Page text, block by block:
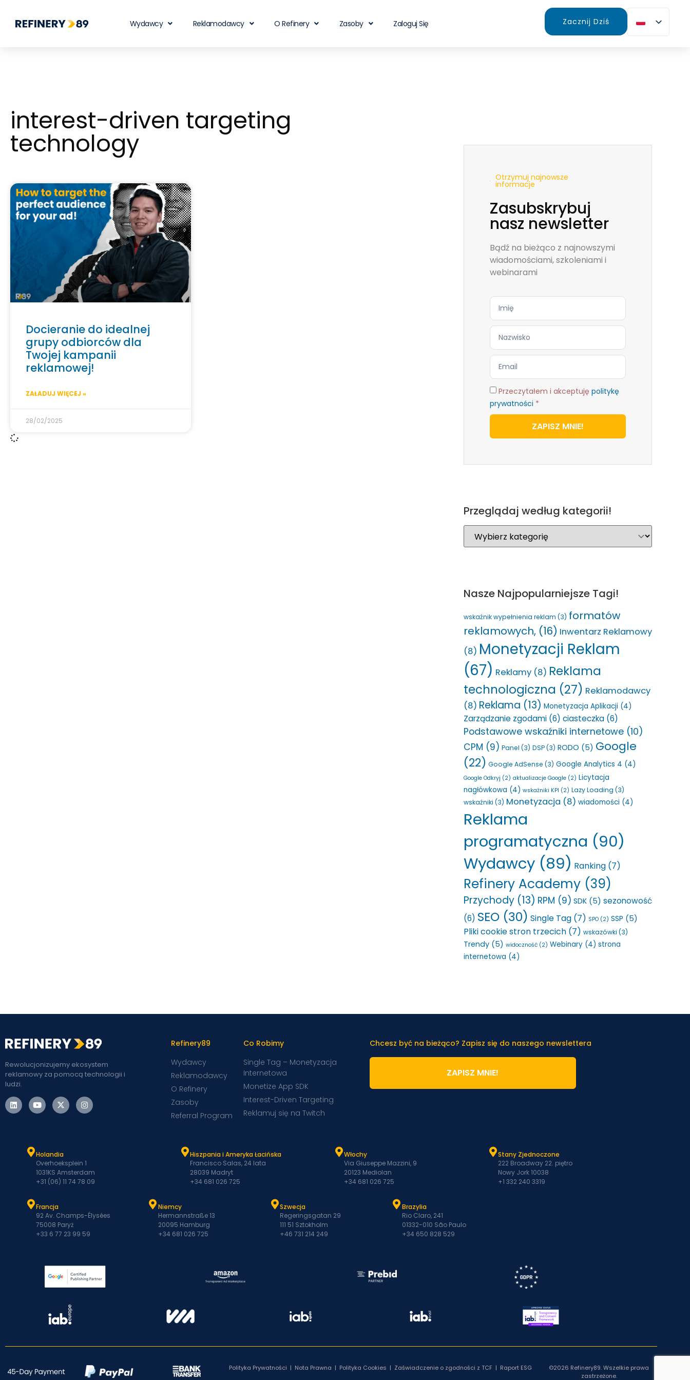
Wydawcy Reklamodawcy O Refinery Zasoby Zaloguj Się Zacznij Dziś
interest-driven targeting
technology
Docieranie do idealnej
grupy odbiorców dla
Twojej kampanii
reklamowej!
ZAŁADUJ WIĘCEJ »
28/02/2025
Otrzymuj najnowsze
informacje
Zasubskrybuj
nasz newsletter
Bądź na bieżąco z najnowszymi
wiadomościami, szkoleniami i
webinarami
Przeczytałem i akceptuję politykę
prywatności *
ZAPISZ MNIE!
Przeglądaj według kategorii!
Nasze Najpopularniejsze Tagi!
wskaźnik wypełnienia reklam (3) formatów
reklamowych, (16) Inwentarz Reklamowy
(8) Monetyzacji Reklam
(67) Reklamy (8) Reklama
technologiczna (27) Reklamodawcy
(8) Reklama (13) Monetyzacja Aplikacji (4)
Zarządzanie zgodami (6) ciasteczka (6)
Podstawowe wskaźniki internetowe (10)
CPM (9) Panel (3) DSP(3) RODO (5) Google
(22) Google AdSense (3) Google Analytics 4 (4)
Google Odkryj (2) aktualizacje Google (2) Licytacja
nagłówkowa (4) wskaźniki KPI (2) Lazy Loading (3)
wskaźniki (3) Monetyzacja (8) wiadomości (4)
Reklama
programatyczna (90)
Wydawcy (89) Ranking (7)
Refinery Academy (39)
Przychody (13) RPM (9) SDK (5) sezonowość
(6) SEO (30) Single Tag (7) SPO (2) SSP (5)
Pliki cookie stron trzecich (7) wskazówki (3)
Trendy (5) widoczność (2) Webinary (4) strona
internetowa (4)
Rewolucjonizujemy ekosystem
reklamowy za pomocą technologii i
ludzi.
Refinery89
Wydawcy
Reklamodawcy
O Refinery
Zasoby
Referral Program
Co Robimy
Single Tag – Monetyzacja
Internetowa
Monetize App SDK
Interest-Driven Targeting
Reklamuj się na Twitch
Chcesz być na bieżąco? Zapisz się do naszego newslettera
ZAPISZ MNIE!
Holandia
Overhoeksplein 1
1031KS Amsterdam
+31 (06) 11 74 78 09
Hiszpania i Ameryka Łacińska
Francisco Salas, 24 lata
28039 Madryt
+34 681 026 725
Włochy
Via Giuseppe Mazzini, 9
20123 Mediolan
+34 681 026 725
Stany Zjednoczone
222 Broadway 22. piętro
Nowy Jork 10038
+1 332 240 3319
Francja
92 Av. Champs-Élysées
75008 Paryż
+33 6 77 23 99 59
Niemcy
Hermannstraße 13
20095 Hamburg
+34 681 026 725
Szwecja
Regeringsgatan 29
111 51 Sztokholm
+46 731 214 249
Brazylia
Rio Claro, 241
01332-010 São Paulo
+34 650 828 529
Polityka Prywatności | Nota Prawna | Polityka Cookies | Zaświadczenie o zgodności z TCF| Raport ESG
©2026 Refinery89. Wszelkie prawa
zastrzeżone.